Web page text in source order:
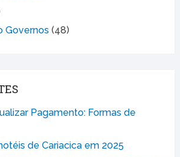
Governos (48)
Pagamento: Formas de
de Cariacica em 2025